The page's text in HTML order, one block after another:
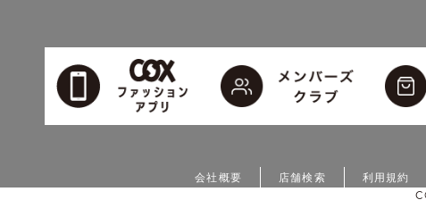
会社概要 店舗検索 利用規約